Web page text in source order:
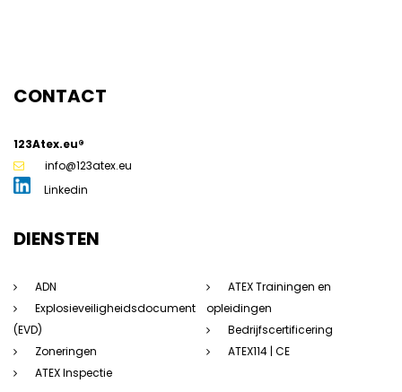
CONTACT
123Atex.eu®
info@123atex.eu
Linkedin
DIENSTEN
ADN
Explosieveiligheidsdocument
(EVD)
Zoneringen
ATEX Inspectie
ATEX Trainingen en
opleidingen
Bedrijfscertificering
ATEX114 | CE